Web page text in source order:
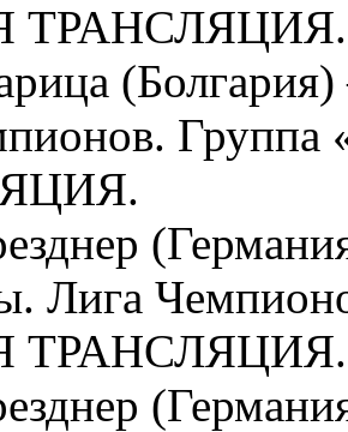
ТРАНСЛЯЦИЯ.
Лига
ТРАНСЛЯЦИЯ.